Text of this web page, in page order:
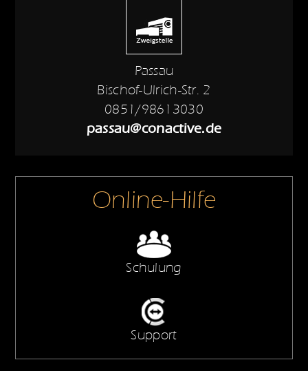
Passau
Bischof-Ulrich-Str. 2
0851/98613030
passau@conactive.de
Online-Hilfe
Schulung
Support